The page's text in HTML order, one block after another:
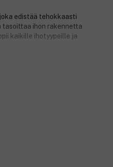
edistää tehokkaasti
tasoittaa ihon rakennetta
kaikille ihotyypeille ja